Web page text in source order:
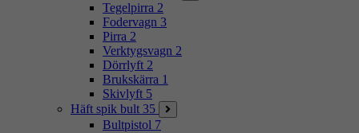
Tegelpirra 2
Fodervagn 3
Pirra 2
Verktygsvagn 2
Dörrlyft 2
Brukskärra 1
Skivlyft 5
Häft spik bult 35
Bultpistol 7